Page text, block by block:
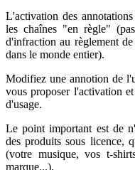
L'activation des
les chaînes "en règle"
d'infraction au règlement
dans le monde entier).
Modifiez une annotion de
vous proposer l'activation
d'usage.
Le point important est de
des produits sous licence,
(votre musique, vos t-
marque...).